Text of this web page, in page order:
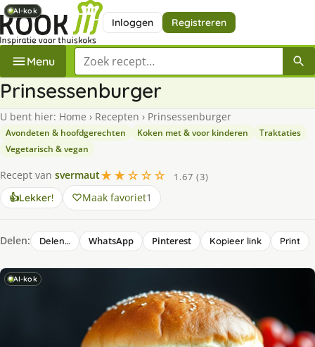
Inloggen Registreren
Menu Zoek een recept
Prinsessenburger
U bent hier: Home › Recepten › Prinsessenburger
Avondeten & hoofdgerechten Koken met & voor kinderen
Traktaties
Vegetarisch & vegan
Recept van svermaut★★☆☆☆
1.67 (3)
👍Lekker! Maak favoriet1
Delen: Delen… WhatsApp Pinterest Kopieer link Print
AI-kok
AI-kok
AI-kok
AI-kok
AI-kok